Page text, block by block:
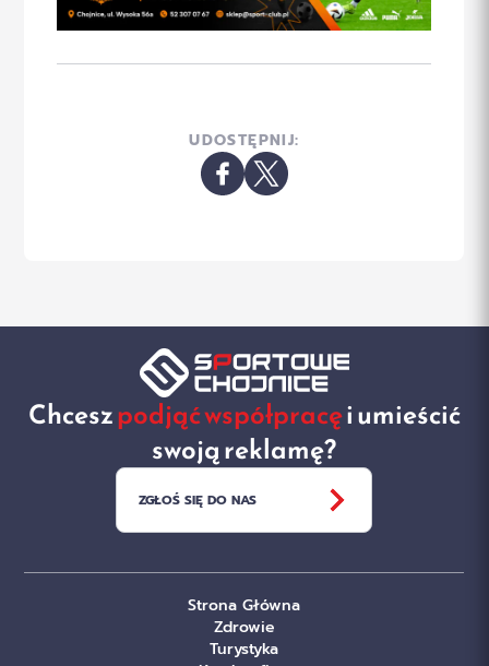
UDOSTĘPNIJ:
Chceszpodjąć współpracęi umieścić
swoją reklamę?
ZGŁOŚ SIĘ DO NAS
Strona Główna
Zdrowie
Turystyka